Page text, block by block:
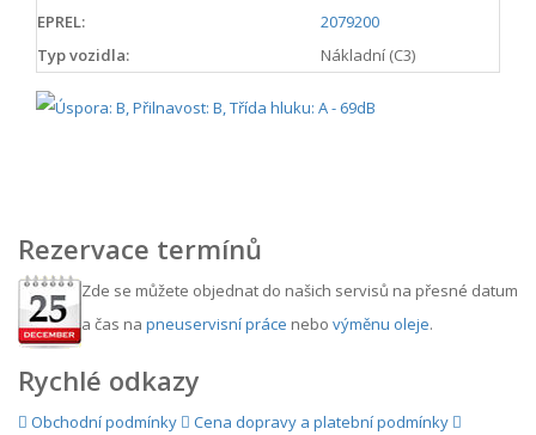
EPREL:
2079200
Typ vozidla:
Nákladní (C3)
Rezervace termínů
Zde se můžete objednat do našich servisů na přesné datum
a čas na pneuservisní práce nebo výměnu oleje.
Rychlé odkazy
Obchodní podmínky
Cena dopravy a platební podmínky